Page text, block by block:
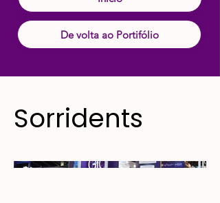
De volta ao Portifólio
Sorridents